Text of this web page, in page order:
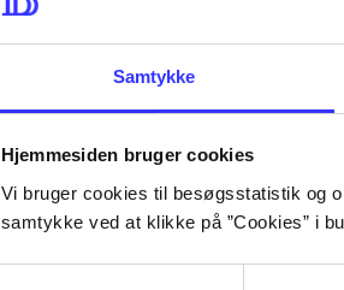
Samtykke
Hjemmesiden bruger cookies
Vi bruger cookies til besøgsstatistik og
samtykke ved at klikke på ”Cookies” i